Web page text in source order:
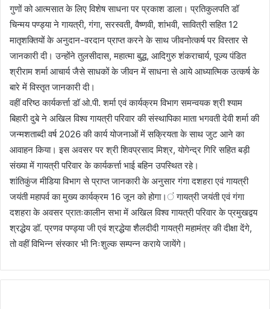
गुणों को आत्मसात के लिए विशेष साधना पर प्रकाश डाला। प्रतिकुलपति डॉ
चिन्मय पण्ड्या ने गायत्री, गंगा, सरस्वती, वैष्णवी, शांभवी, सावित्री सहित 12
मातृशक्तियों के अनुदान-वरदान प्राप्त करने के साथ जीवनोत्कर्ष पर विस्तार से
जानकारी दी। उन्होंने तुलसीदास, महात्मा बुद्ध, आदिगुरु शंकराचार्य, पूज्य पंडित
श्रीराम शर्मा आचार्य जैसे साधकों के जीवन में साधना से आये आध्यात्मिक उत्कर्ष के
बारे में विस्तृत जानकारी दी।
वहीं वरिष्ठ कार्यकर्त्ता डॉ ओ.पी. शर्मा एवं कार्यक्रम विभाग समन्वयक श्री श्याम
बिहारी दुबे ने अखिल विश्व गायत्री परिवार की संस्थापिका माता भगवती देवी शर्मा की
जन्मशताब्दी वर्ष 2026 की कार्य योजनाओं में सक्रियता के साथ जुट आने का
आवाहन किया। इस अवसर पर श्री शिवप्रसाद मिश्र, योगेन्द्र गिरि सहित बड़ी
संख्या में गायत्री परिवार के कार्यकर्त्ता भाई बहिन उपस्थित रहे।
शांतिकुंज मीडिया विभाग से प्राप्त जानकारी के अनुसार गंगा दशहरा एवं गायत्री
जयंती महापर्व का मुख्य कार्यक्रम 16 जून को होगा।ं गायत्री जयंती एवं गंगा
दशहरा के अवसर प्रातःकालीन सभा में अखिल विश्व गायत्री परिवार के प्रमुखद्वय
श्रद्धेय डॉ. प्रणव पण्ड्या जी एवं श्रद्धेया शैलदीदी गायत्री महामंत्र की दीक्षा देंगे,
तो वहीं विभिन्न संस्कार भी निःशुल्क सम्पन्न कराये जायेंगे।